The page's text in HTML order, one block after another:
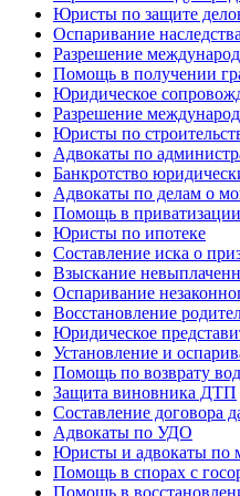
Юристы по защите
Оспаривание наследства
Разрешение
Помощь в получении
Юридическое
Разрешение
Юристы по
Адвокаты по
Банкротство
Адвокаты по делам о
Помощь в
Юристы по ипотеке
Составление иска о
Взыскание
Оспаривание
Восстановление
Юридическое
Установление и
Помощь по возврату
Защита виновника ДТП
Составление договора
Адвокаты по УДО
Юристы и адвокаты по
Помощь в спорах с